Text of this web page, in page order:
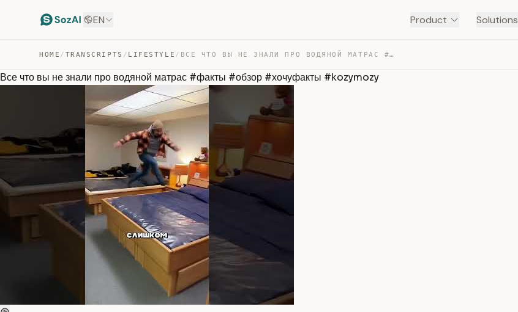
EN Product Solutions
HOME / TRANSCRIPTS / LIFESTYLE / ВСЕ ЧТО ВЫ НЕ ЗНАЛИ ПРО ВОДЯНОЙ МАТРАС #ФАКТЫ #ОБЗОР #Х… — TRANSCRIPT
Все что вы не знали про водяной матрас #факты #обзор #хочуфакты #kozymozy